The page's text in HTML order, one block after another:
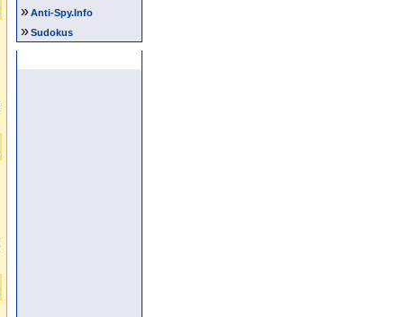
»Anti-Spy.Info
»Sudokus